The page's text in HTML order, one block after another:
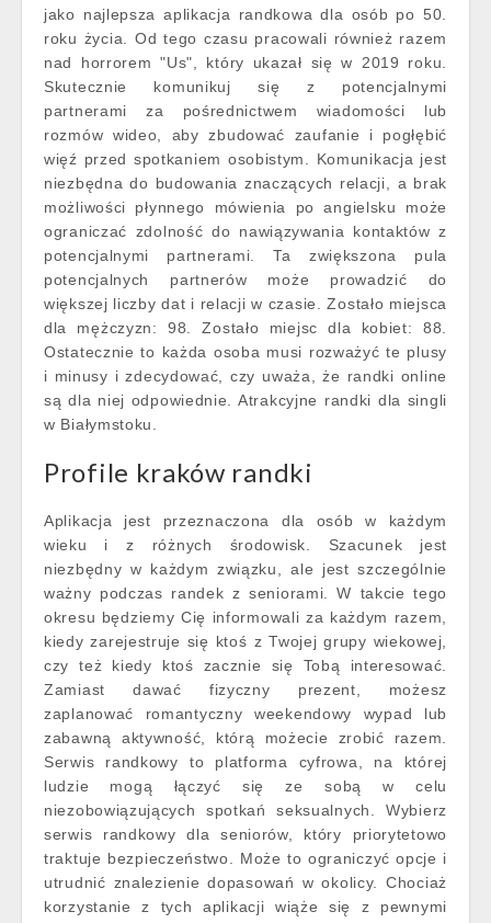
jako najlepsza aplikacja randkowa dla osób po 50.
roku życia. Od tego czasu pracowali również razem
nad horrorem "Us", który ukazał się w 2019 roku.
Skutecznie komunikuj się z potencjalnymi
partnerami za pośrednictwem wiadomości lub
rozmów wideo, aby zbudować zaufanie i pogłębić
więź przed spotkaniem osobistym. Komunikacja jest
niezbędna do budowania znaczących relacji, a brak
możliwości płynnego mówienia po angielsku może
ograniczać zdolność do nawiązywania kontaktów z
potencjalnymi partnerami. Ta zwiększona pula
potencjalnych partnerów może prowadzić do
większej liczby dat i relacji w czasie. Zostało miejsca
dla mężczyzn: 98. Zostało miejsc dla kobiet: 88.
Ostatecznie to każda osoba musi rozważyć te plusy
i minusy i zdecydować, czy uważa, że randki online
są dla niej odpowiednie. Atrakcyjne randki dla singli
w Białymstoku.
Profile kraków randki
Aplikacja jest przeznaczona dla osób w każdym
wieku i z różnych środowisk. Szacunek jest
niezbędny w każdym związku, ale jest szczególnie
ważny podczas randek z seniorami. W takcie tego
okresu będziemy Cię informowali za każdym razem,
kiedy zarejestruje się ktoś z Twojej grupy wiekowej,
czy też kiedy ktoś zacznie się Tobą interesować.
Zamiast dawać fizyczny prezent, możesz
zaplanować romantyczny weekendowy wypad lub
zabawną aktywność, którą możecie zrobić razem.
Serwis randkowy to platforma cyfrowa, na której
ludzie mogą łączyć się ze sobą w celu
niezobowiązujących spotkań seksualnych. Wybierz
serwis randkowy dla seniorów, który priorytetowo
traktuje bezpieczeństwo. Może to ograniczyć opcje i
utrudnić znalezienie dopasowań w okolicy. Chociaż
korzystanie z tych aplikacji wiąże się z pewnymi